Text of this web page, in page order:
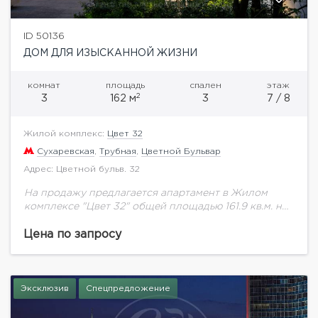
ID 50136
ДОМ ДЛЯ ИЗЫСКАННОЙ ЖИЗНИ
комнат
3
площадь
162 м2
спален
3
этаж
7 / 8
Жилой комплекс: Цвет 32
Сухаревская Трубная Цветной Бульвар
Адрес: Цветной бульв. 32
На продажу предлагается апартамент в Жилом
комплексе "Цвет 32" общей площадью 161.9 кв.м. на
внутри Садового кольца, "Цвет 32" расположен...
Цена по запросу
Эксклюзив Спецпредложение